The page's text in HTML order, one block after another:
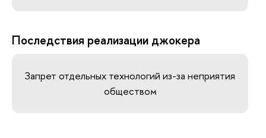
Последствия реализации джокера
Запрет отдельных технологий из-за неприятия
обществом